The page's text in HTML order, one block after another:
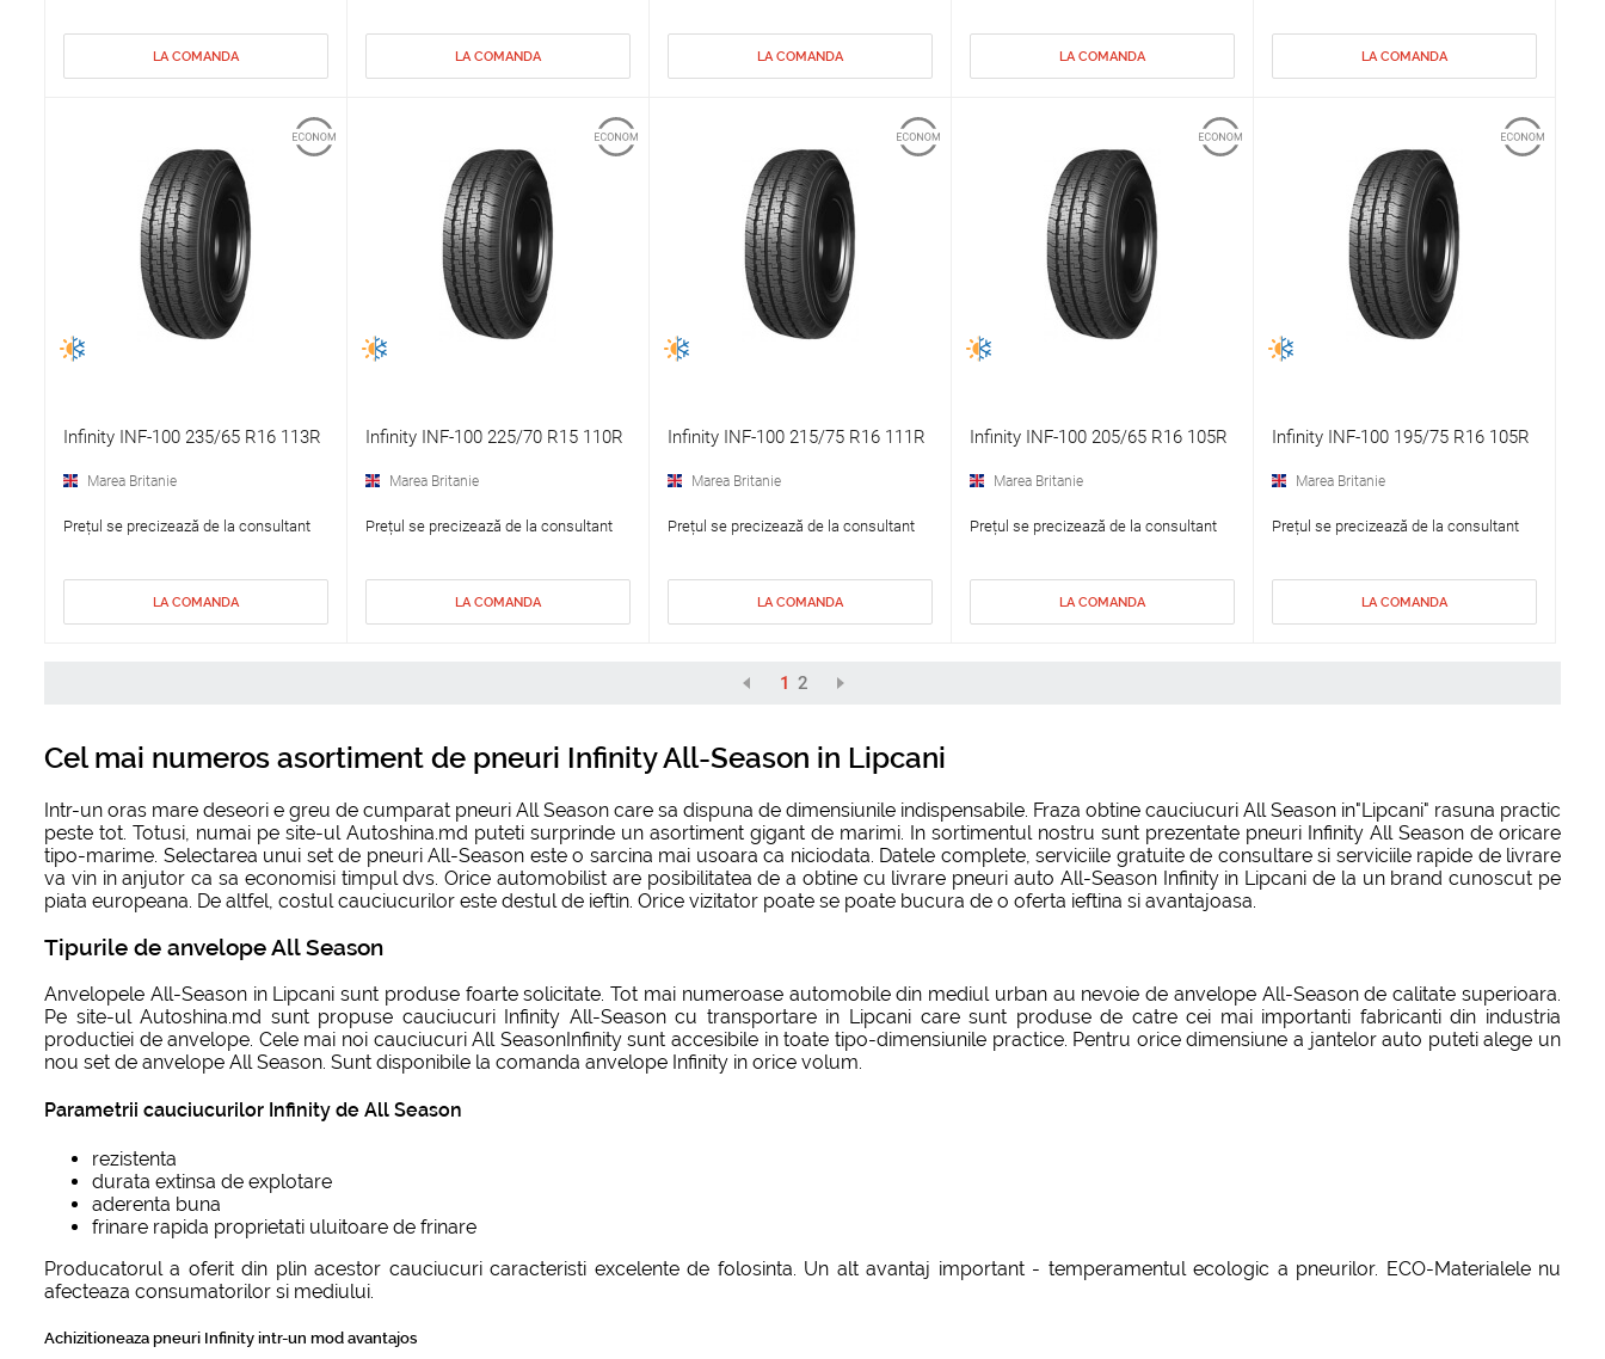
LA COMANDA LA COMANDA LA COMANDA LA COMANDA LA COMANDA
Infinity INF-100 235/65 R16 113R
Marea Britanie
Prețul se precizează de la consultant
LA COMANDA
Infinity INF-100 225/70 R15 110R
Marea Britanie
Prețul se precizează de la consultant
LA COMANDA
Infinity INF-100 215/75 R16 111R
Marea Britanie
Prețul se precizează de la consultant
LA COMANDA
Infinity INF-100 205/65 R16 105R
Marea Britanie
Prețul se precizează de la consultant
LA COMANDA
Infinity INF-100 195/75 R16 105R
Marea Britanie
Prețul se precizează de la consultant
LA COMANDA
1 2
Cel mai numeros asortiment de pneuri Infinity All-Season in Lipcani
Intr-un oras mare deseori e greu de cumparat pneuri All Season care sa dispuna de dimensiunile indispensabile. Fraza obtine cauciucuri All Season in"Lipcani" rasuna practic
peste tot. Totusi, numai pe site-ul Autoshina.md puteti surprinde un asortiment gigant de marimi. In sortimentul nostru sunt prezentate pneuri Infinity All Season de oricare
tipo-marime. Selectarea unui set de pneuri All-Season este o sarcina mai usoara ca niciodata. Datele complete, serviciile gratuite de consultare si serviciile rapide de livrare
va vin in anjutor ca sa economisi timpul dvs. Orice automobilist are posibilitatea de a obtine cu livrare pneuri auto All-Season Infinity in Lipcani de la un brand cunoscut pe
piata europeana. De altfel, costul cauciucurilor este destul de ieftin. Orice vizitator poate se poate bucura de o oferta ieftina si avantajoasa.
Tipurile de anvelope All Season
Anvelopele All-Season in Lipcani sunt produse foarte solicitate. Tot mai numeroase automobile din mediul urban au nevoie de anvelope All-Season de calitate superioara.
Pe site-ul Autoshina.md sunt propuse cauciucuri Infinity All-Season cu transportare in Lipcani care sunt produse de catre cei mai importanti fabricanti din industria
productiei de anvelope. Cele mai noi cauciucuri All SeasonInfinity sunt accesibile in toate tipo-dimensiunile practice. Pentru orice dimensiune a jantelor auto puteti alege un
nou set de anvelope All Season. Sunt disponibile la comanda anvelope Infinity in orice volum.
Parametrii cauciucurilor Infinity de All Season
rezistenta
durata extinsa de explotare
aderenta buna
frinare rapida proprietati uluitoare de frinare
Producatorul a oferit din plin acestor cauciucuri caracteristi excelente de folosinta. Un alt avantaj important - temperamentul ecologic a pneurilor. ECO-Materialele nu
afecteaza consumatorilor si mediului.
Achizitioneaza pneuri Infinity intr-un mod avantajos